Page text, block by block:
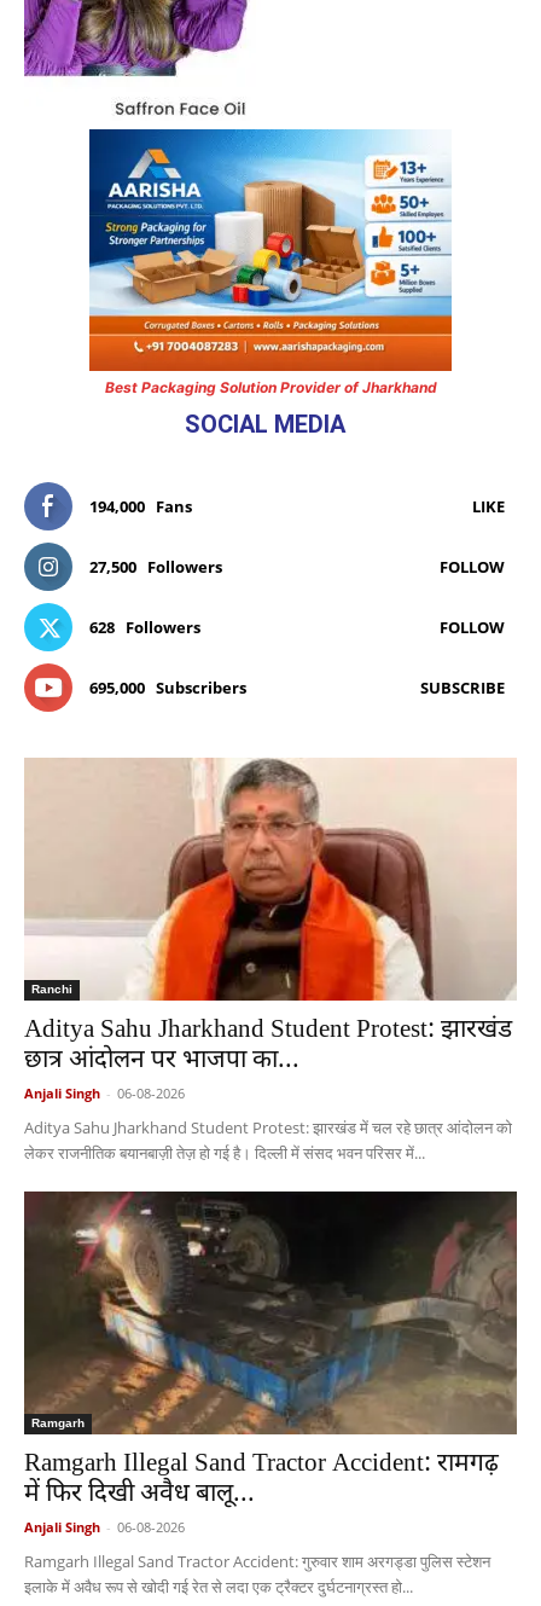
Best Packaging Solution Provider of Jharkhand
SOCIAL MEDIA
194,000 Fans LIKE
27,500 Followers FOLLOW
628 Followers FOLLOW
695,000 Subscribers SUBSCRIBE
Ranchi
Aditya Sahu Jharkhand Student Protest: झारखंड
छात्र आंदोलन पर भाजपा का...
Anjali Singh - 06-08-2026
Aditya Sahu Jharkhand Student Protest: झारखंड में चल रहे छात्र आंदोलन को
लेकर राजनीतिक बयानबाज़ी तेज़ हो गई है। दिल्ली में संसद भवन परिसर में...
Ramgarh
Ramgarh Illegal Sand Tractor Accident: रामगढ़
में फिर दिखी अवैध बालू...
Anjali Singh - 06-08-2026
Ramgarh Illegal Sand Tractor Accident: गुरुवार शाम अरगड्डा पुलिस स्टेशन
इलाके में अवैध रूप से खोदी गई रेत से लदा एक ट्रैक्टर दुर्घटनाग्रस्त हो...